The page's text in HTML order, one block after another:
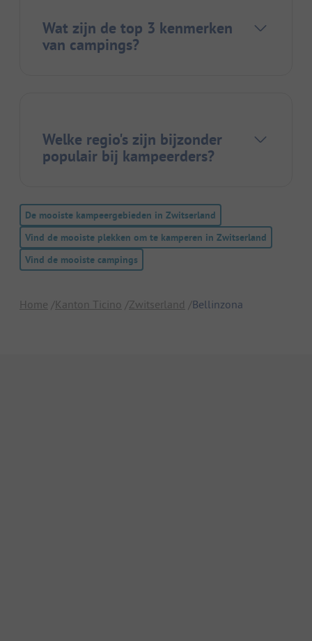
Wat zijn de top 3 kenmerken
van campings?
Welke regio's zijn bijzonder
populair bij kampeerders?
De mooiste kampeergebieden in Zwitserland
Vind de mooiste plekken om te kamperen in Zwitserland
Vind de mooiste campings
Home Kanton Ticino Zwitserland Bellinzona